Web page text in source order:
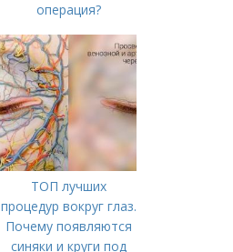
операция?
ТОП лучших
процедур вокруг глаз.
Почему появляются
синяки и круги под